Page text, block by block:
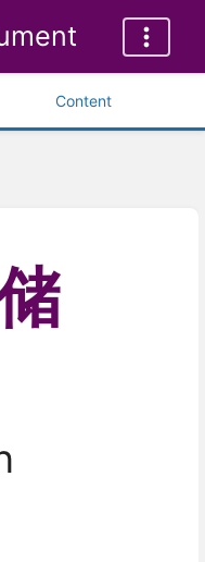
Content